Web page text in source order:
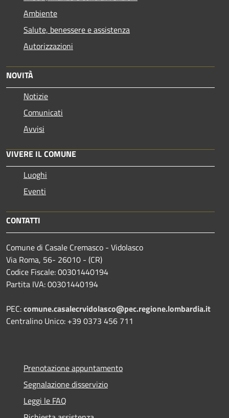
Ambiente
Salute, benessere e assistenza
Autorizzazioni
NOVITÀ
Notizie
Comunicati
Avvisi
VIVERE IL COMUNE
Luoghi
Eventi
CONTATTI
Comune di Casale Cremasco - Vidolasco
Via Roma, 56- 26010 - (CR)
Codice Fiscale: 00301440194
Partita IVA: 00301440194
PEC:comune.casalecrvidolasco@pec.regione.lombardia.it
Centralino Unico: +39 0373 456 711
Prenotazione appuntamento
Segnalazione disservizio
Leggi le FAQ